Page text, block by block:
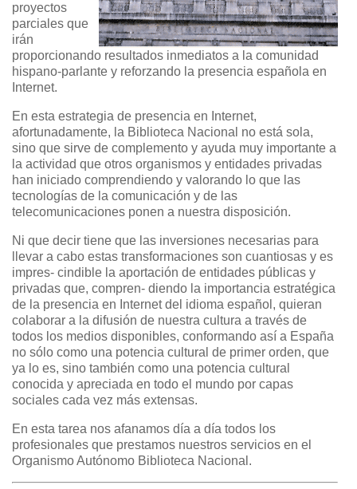
proyectos
parciales que
irán
proporcionando resultados inmediatos a la comunidad
hispano-parlante y reforzando la presencia española en
Internet.
En esta estrategia de presencia en Internet,
afortunadamente, la Biblioteca Nacional no está sola,
sino que sirve de complemento y ayuda muy importante a
la actividad que otros organismos y entidades privadas
han iniciado comprendiendo y valorando lo que las
tecnologías de la comunicación y de las
telecomunicaciones ponen a nuestra disposición.
Ni que decir tiene que las inversiones necesarias para
llevar a cabo estas transformaciones son cuantiosas y es
impres- cindible la aportación de entidades públicas y
privadas que, compren- diendo la importancia estratégica
de la presencia en Internet del idioma español, quieran
colaborar a la difusión de nuestra cultura a través de
todos los medios disponibles, conformando así a España
no sólo como una potencia cultural de primer orden, que
ya lo es, sino también como una potencia cultural
conocida y apreciada en todo el mundo por capas
sociales cada vez más extensas.
En esta tarea nos afanamos día a día todos los
profesionales que prestamos nuestros servicios en el
Organismo Autónomo Biblioteca Nacional.